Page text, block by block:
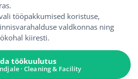
tööpakkumised koristuse,
valdkonnas ning
kiiresti.
töökuulutus
· Cleaning & Facility
Selverites